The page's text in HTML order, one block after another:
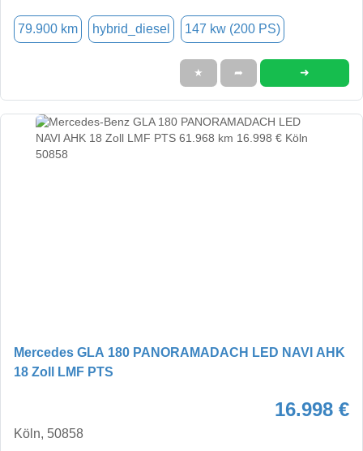
79.900 km hybrid_diesel 147 kw (200 PS)
★ ➦ ➜
Mercedes GLA 180 PANORAMADACH LED NAVI AHK
18 Zoll LMF PTS
16.998 €
Köln, 50858